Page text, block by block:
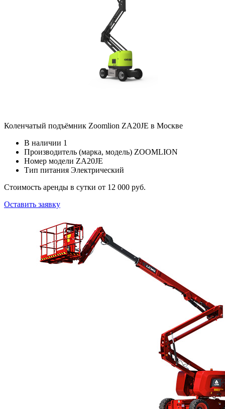
Коленчатый подъёмник Zoomlion ZA20JE в Москве
В наличии 1
Производитель (марка, модель) ZOOMLION
Номер модели ZA20JE
Тип питания Электрический
Стоимость аренды в сутки от 12 000 руб.
Оставить заявку